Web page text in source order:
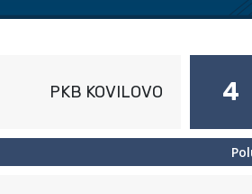
PKB KOVILOVO 4